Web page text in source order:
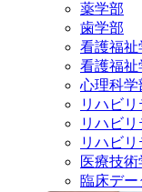
薬学部
歯学部
看護福祉
看護福祉
心理科学
リハビ
リハビ
リハビ
医療技
臨床デ